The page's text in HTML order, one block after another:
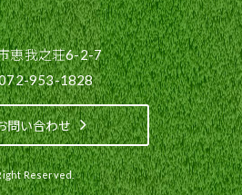
恵我之荘6-2-7
953-1828
問い合わせ
Reserved.